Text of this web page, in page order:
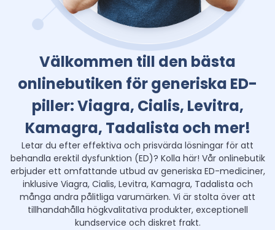
Välkommen till den bästa
onlinebutiken för generiska ED-
piller: Viagra, Cialis, Levitra,
Kamagra, Tadalista och mer!
Letar du efter effektiva och prisvärda lösningar för att
behandla erektil dysfunktion (ED)? Kolla här! Vår onlinebutik
erbjuder ett omfattande utbud av generiska ED-mediciner,
inklusive Viagra, Cialis, Levitra, Kamagra, Tadalista och
många andra pålitliga varumärken. Vi är stolta över att
tillhandahålla högkvalitativa produkter, exceptionell
kundservice och diskret frakt.